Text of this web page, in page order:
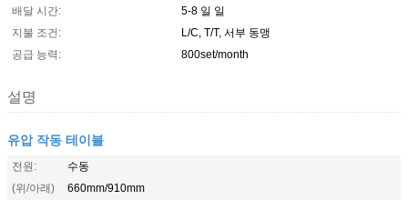
배달 시간:
5-8 일 일
지불 조건:
L/C, T/T, 서부 동맹
공급 능력:
800set/month
설명
유압 작동 테이블
전원:
수동
(위/아래)
660mm/910mm